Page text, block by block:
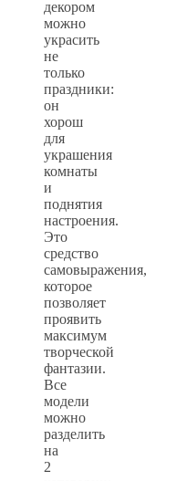
декором
можно
украсить
не
только
праздники:
он
хорош
для
украшения
комнаты
и
поднятия
настроения.
Это
средство
самовыражения,
которое
позволяет
проявить
максимум
творческой
фантазии.
Все
модели
можно
разделить
на
2